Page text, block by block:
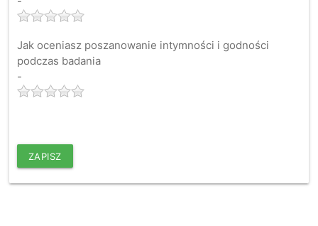
Jak oceniasz poszanowanie intymności i godności
podczas badania
-
ZAPISZ